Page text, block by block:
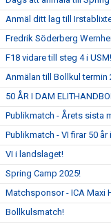
Anmäl ditt lag till
Fredrik Söderberg
F18 vidare till steg 4 i USM!
Anmälan till Bollkul termin
50 ÅR I DAM
Publikmatch - Årets sista
Publikmatch - VI firar 50
VI i landslaget!
Spring Camp 2025!
Matchsponsor - ICA Maxi
Bollkulsmatch!